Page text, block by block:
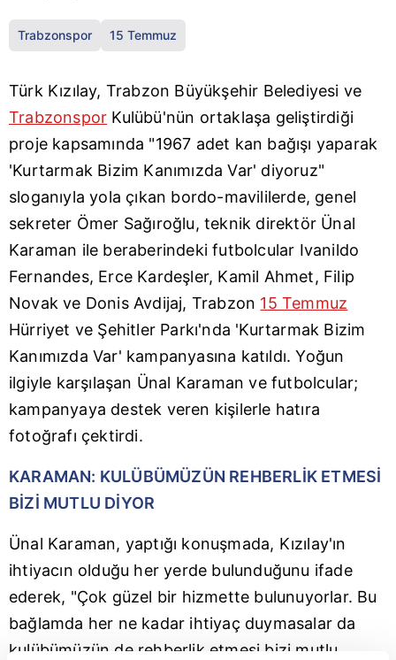
Trabzonspor 15 Temmuz
Türk Kızılay, Trabzon Büyükşehir Belediyesi ve
Trabzonspor Kulübü'nün ortaklaşa geliştirdiği
proje kapsamında "1967 adet kan bağışı yaparak
'Kurtarmak Bizim Kanımızda Var' diyoruz"
sloganıyla yola çıkan bordo-mavililerde, genel
sekreter Ömer Sağıroğlu, teknik direktör Ünal
Karaman ile beraberindeki futbolcular Ivanildo
Fernandes, Erce Kardeşler, Kamil Ahmet, Filip
Novak ve Donis Avdijaj, Trabzon 15 Temmuz
Hürriyet ve Şehitler Parkı'nda 'Kurtarmak Bizim
Kanımızda Var' kampanyasına katıldı. Yoğun
ilgiyle karşılaşan Ünal Karaman ve futbolcular;
kampanyaya destek veren kişilerle hatıra
fotoğrafı çektirdi.
KARAMAN: KULÜBÜMÜZÜN REHBERLİK ETMESİ
BİZİ MUTLU DİYOR
Ünal Karaman, yaptığı konuşmada, Kızılay'ın
ihtiyacın olduğu her yerde bulunduğunu ifade
ederek, "Çok güzel bir hizmette bulunuyorlar. Bu
bağlamda her ne kadar ihtiyaç duymasalar da
kulübümüzün de rehberlik etmesi bizi mutlu